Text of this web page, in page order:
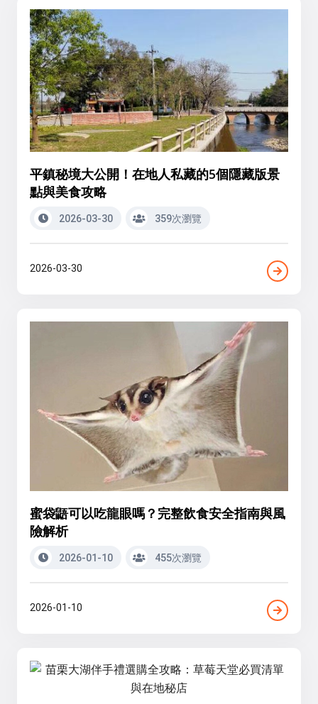
平鎮秘境大公開！在地人私藏的5個隱藏版景
點與美食攻略
2026-03-30 359次瀏覽
2026-03-30
蜜袋鼯可以吃龍眼嗎？完整飲食安全指南與風
險解析
2026-01-10 455次瀏覽
2026-01-10